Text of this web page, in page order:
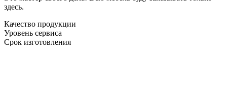
здесь.
Качество продукции
Уровень сервиса
Срок изготовления